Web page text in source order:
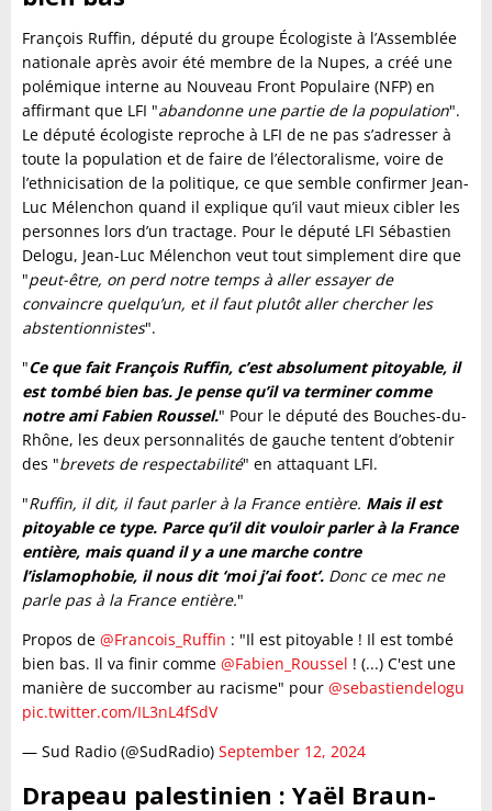
François Ruffin, député du groupe Écologiste à l’Assemblée
nationale après avoir été membre de la Nupes, a créé une
polémique interne au Nouveau Front Populaire (NFP) en
affirmant que LFI "abandonne une partie de la population".
Le député écologiste reproche à LFI de ne pas s’adresser à
toute la population et de faire de l’électoralisme, voire de
l’ethnicisation de la politique, ce que semble confirmer Jean-
Luc Mélenchon quand il explique qu’il vaut mieux cibler les
personnes lors d’un tractage. Pour le député LFI Sébastien
Delogu, Jean-Luc Mélenchon veut tout simplement dire que
"peut-être, on perd notre temps à aller essayer de
convaincre quelqu’un, et il faut plutôt aller chercher les
abstentionnistes".
"Ce que fait François Ruffin, c’est absolument pitoyable, il
est tombé bien bas. Je pense qu’il va terminer comme
notre ami Fabien Roussel." Pour le député des Bouches-du-
Rhône, les deux personnalités de gauche tentent d’obtenir
des "brevets de respectabilité" en attaquant LFI.
"Ruffin, il dit, il faut parler à la France entière. Mais il est
pitoyable ce type. Parce qu’il dit vouloir parler à la France
entière, mais quand il y a une marche contre
l’islamophobie, il nous dit ‘moi j’ai foot’. Donc ce mec ne
parle pas à la France entière."
Propos de @Francois_Ruffin : "Il est pitoyable ! Il est tombé
bien bas. Il va finir comme @Fabien_Roussel ! (...) C'est une
manière de succomber au racisme" pour @sebastiendelogu
pic.twitter.com/IL3nL4fSdV
— Sud Radio (@SudRadio) September 12, 2024
Drapeau palestinien : Yaël Braun-